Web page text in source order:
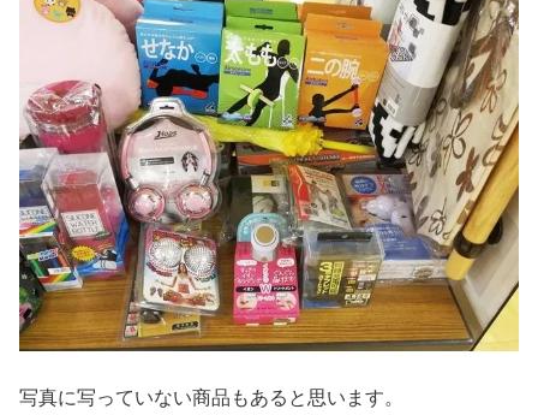
写真に写っていない商品もあると思います。